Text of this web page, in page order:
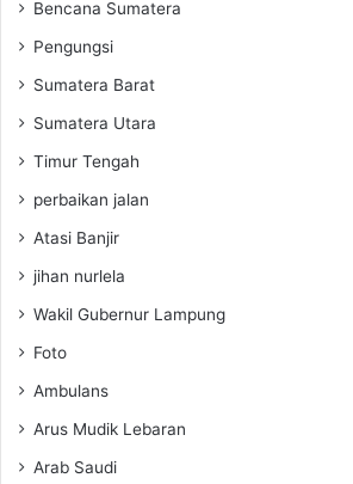
Bencana Sumatera
Pengungsi
Sumatera Barat
Sumatera Utara
Timur Tengah
perbaikan jalan
Atasi Banjir
jihan nurlela
Wakil Gubernur Lampung
Foto
Ambulans
Arus Mudik Lebaran
Arab Saudi